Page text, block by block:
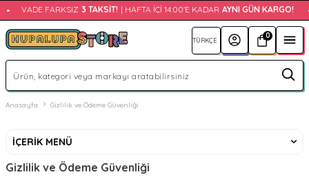
• VADE FARKSIZ 3 TAKSIT! | HAFTA İÇI 14:00'E KADAR AYNI GÜN KARGO! •
0
Anasayfa Gizlilik ve Ödeme Güvenliği
İÇERIK MENÜ
Gizlilik ve Ödeme Güvenliği